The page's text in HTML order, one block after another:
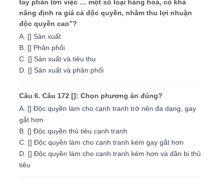
tay phần lớn việc … một số loại hàng hoá, có khả
năng định ra giá cả độc quyền, nhằm thu lợi nhuận
độc quyền cao”?
A. [] Sản xuất
B. [] Phân phối
C. [] Sản xuất và tiêu thụ
D. [] Sản xuất và phân phối
Câu 6. Câu 172 []: Chọn phương án đúng?
A. [] Độc quyền làm cho cạnh tranh trở nên đa dạng, gay
gắt hơn
B. [] Độc quyền thủ tiêu cạnh tranh
C. [] Độc quyền làm cho cạnh tranh kém gay gắt hơn
D. [] Độc quyền làm cho cạnh tranh kém hơn và dần bị thủ
tiêu